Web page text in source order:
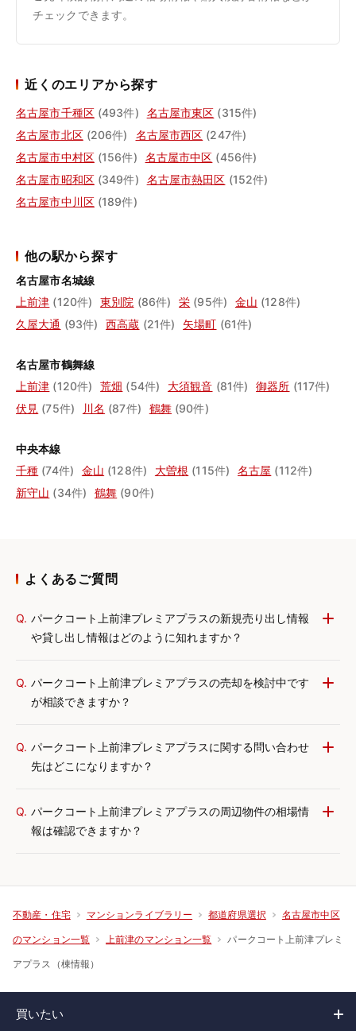
チェックできます。
近くのエリアから探す
名古屋市千種区 (493件) 名古屋市東区 (315件)
名古屋市北区 (206件) 名古屋市西区 (247件)
名古屋市中村区 (156件) 名古屋市中区 (456件)
名古屋市昭和区 (349件) 名古屋市熱田区 (152件)
名古屋市中川区 (189件)
他の駅から探す
名古屋市名城線
上前津 (120件) 東別院 (86件) 栄 (95件) 金山 (128件)
久屋大通 (93件) 西高蔵 (21件) 矢場町 (61件)
名古屋市鶴舞線
上前津 (120件) 荒畑 (54件) 大須観音 (81件) 御器所 (117件)
伏見 (75件) 川名 (87件) 鶴舞 (90件)
中央本線
千種 (74件) 金山 (128件) 大曽根 (115件) 名古屋 (112件)
新守山 (34件) 鶴舞 (90件)
よくあるご質問
Q. パークコート上前津プレミアプラスの新規売り出し情報
や貸し出し情報はどのように知れますか？
Q. パークコート上前津プレミアプラスの売却を検討中です
が相談できますか？
Q. パークコート上前津プレミアプラスに関する問い合わせ
先はどこになりますか？
Q. パークコート上前津プレミアプラスの周辺物件の相場情
報は確認できますか？
不動産・住宅 マンションライブラリー 都道府県選択 名古屋市中区
のマンション一覧 上前津のマンション一覧 パークコート上前津プレミ
アプラス（棟情報）
買いたい